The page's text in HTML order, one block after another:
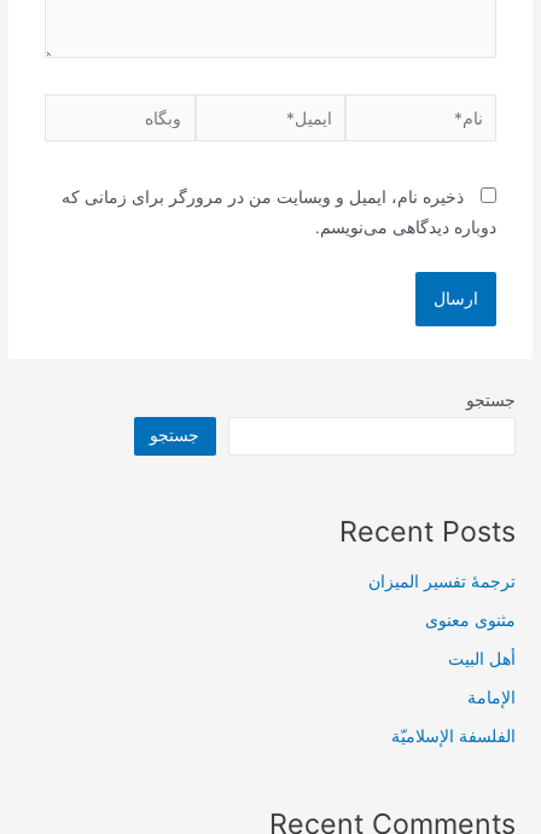
نام* ایمیل* وبگاه
ذخیره نام، ایمیل و وبسایت من در مرورگر برای زمانی که
دوباره دیدگاهی می‌نویسم.
جستجو
جستجو
Recent Posts
ترجمۀ تفسیر المیزان
مثنوی معنوی
أهل البيت
الإمامة
الفلسفة الإسلاميّة
Recent Comments